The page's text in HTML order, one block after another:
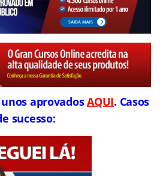
aprovadosAQUI. Casos
sucesso: